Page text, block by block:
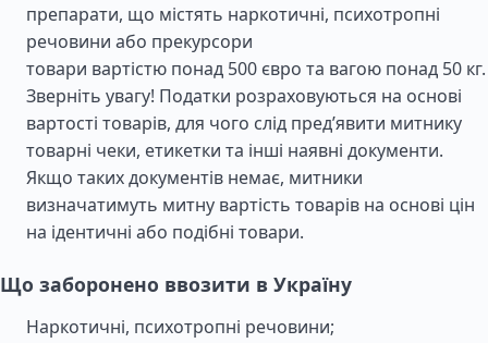
препарати, що містять наркотичні, психотропні
речовини або прекурсори
товари вартістю понад 500 євро та вагою понад 50 кг.
Зверніть увагу! Податки розраховуються на основі
вартості товарів, для чого слід пред’явити митнику
товарні чеки, етикетки та інші наявні документи.
Якщо таких документів немає, митники
визначатимуть митну вартість товарів на основі цін
на ідентичні або подібні товари.
Що заборонено ввозити в Україну
Наркотичні, психотропні речовини;